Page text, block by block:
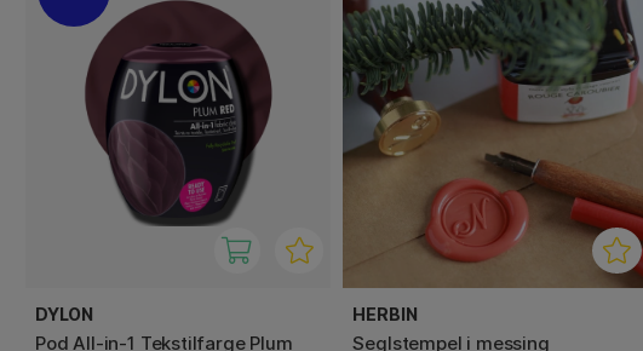
DYLON
Pod All-in-1 Tekstilfarge Plum
HERBIN
Seglstempel i messing